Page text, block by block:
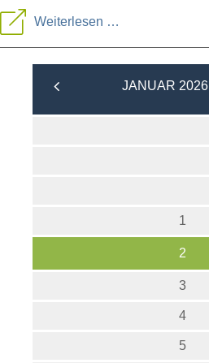
Weiterlesen …
(Science-
JANUAR 2026
1
2
3
4
5